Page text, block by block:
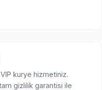
kurye hizmetiniz.
gizlilik garantisi ile